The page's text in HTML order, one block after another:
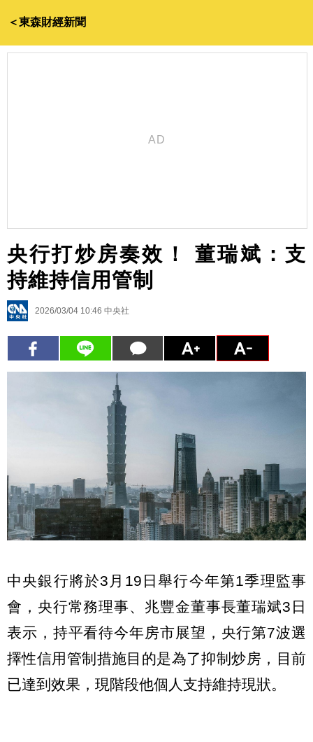
＜東森財經新聞
央行打炒房奏效！ 董瑞斌：支
持維持信用管制
2026/03/04 10:46 中央社
中央銀行將於3月19日舉行今年第1季理監事
會，央行常務理事、兆豐金董事長董瑞斌3日
表示，持平看待今年房市展望，央行第7波選
擇性信用管制措施目的是為了抑制炒房，目前
已達到效果，現階段他個人支持維持現狀。